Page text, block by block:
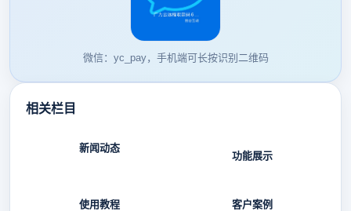
微信：yc_pay，手机端可长按识别二维码
相关栏目
新闻动态
功能展示
使用教程 客户案例